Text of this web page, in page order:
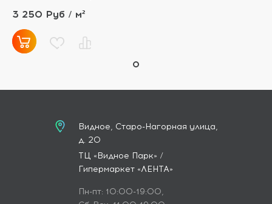
3 250 Руб / м²
Видное, Старо-Нагорная улица,
д. 20
ТЦ «Видное Парк» /
Гипермаркет «ЛЕНТА»
Пн-пт: 10:00-19:00,